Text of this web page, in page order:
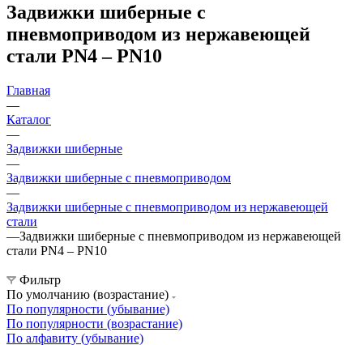
Задвижки шиберные с
пневмоприводом из нержавеющей
стали PN4 – PN10
Главная
—
Каталог
—
Задвижки шиберные
—
Задвижки шиберные с пневмоприводом
—
Задвижки шиберные с пневмоприводом из нержавеющей
стали
—Задвижки шиберные с пневмоприводом из нержавеющей
стали PN4 – PN10
Фильтр
По умолчанию (возрастание)
По популярности (убывание)
По популярности (возрастание)
По алфавиту (убывание)